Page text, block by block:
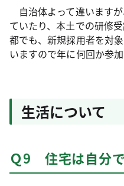
自治体よって違います
ていたり、本土での研修
都でも、新規採用者を対
いますので年に何回か参
生活について
Ｑ9 住宅は自分